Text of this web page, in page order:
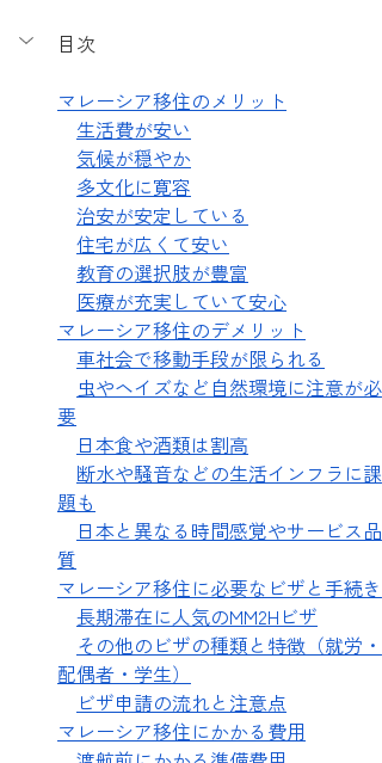
目次
マレーシア移住のメリット
生活費が安い
気候が穏やか
多文化に寛容
治安が安定している
住宅が広くて安い
教育の選択肢が豊富
医療が充実していて安心
マレーシア移住のデメリット
車社会で移動手段が限られる
虫やヘイズなど自然環境に注意が必
要
日本食や酒類は割高
断水や騒音などの生活インフラに課
題も
日本と異なる時間感覚やサービス品
質
マレーシア移住に必要なビザと手続き
長期滞在に人気のMM2Hビザ
その他のビザの種類と特徴（就労・
配偶者・学生）
ビザ申請の流れと注意点
マレーシア移住にかかる費用